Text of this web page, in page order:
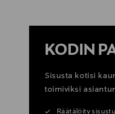
KODIN
Sisusta kotisi
toimiviksi
Räätälöity